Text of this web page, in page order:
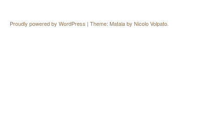
Proudly powered by WordPress | Theme: Matala by Nicolo Volpato.